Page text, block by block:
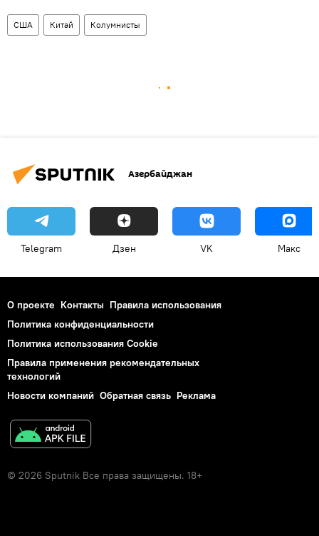
США Китай Колумнисты
Азербайджан
Telegram Дзен VK Макс
О проекте Контакты Правила использования
Политика конфиденциальности
Политика использования Cookie
Правила применения рекомендательных
технологий
Новости компаний Обратная связь Реклама
© 2026 Sputnik Все права защищены. 18+